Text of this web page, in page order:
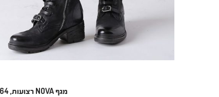
מגףNOVA רצועות, 1,264 ₪ במקום 1,580 ₪ –